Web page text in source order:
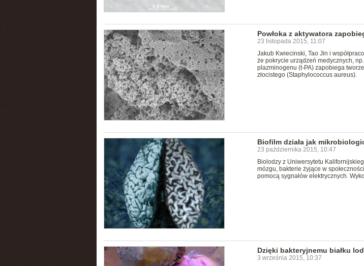
Powłoka z aktywatora
23 listopada 2015, 11:07
Jakub Kwiecinski, Tao Jin i
że pokrycie urządzeń medycznych,
plazminogenu (t-PA) zapobiega
złocistego (Staphylococcus aureus).
Biofilm działa jak
23 października 2015, 10:47
Biolodzy z Uniwersytetu
mózgu, bakterie żyjące w
pomocą sygnałów elektrycznych.
Dzięki bakteryjnemu białku
3 września 2015, 10:37